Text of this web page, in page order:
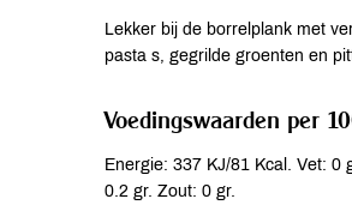
Lekker bij de borrelplank met
pasta s, gegrilde groenten en
Voedingswaarden per
Energie: 337 KJ/81 Kcal. Vet:
0.2 gr. Zout: 0 gr.